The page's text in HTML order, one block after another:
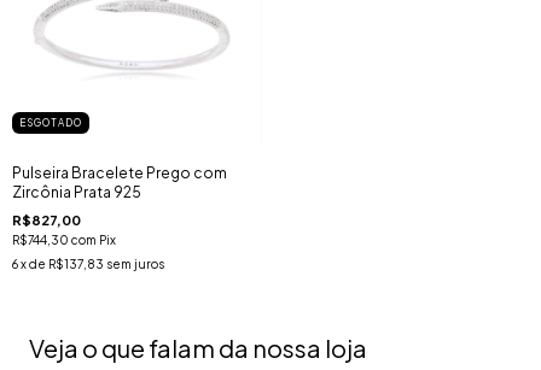
ESGOTADO
Pulseira Bracelete Prego com
Zircônia Prata 925
R$827,00
R$744,30 com Pix
6x de R$137,83 sem juros
Veja o que falam da nossa loja